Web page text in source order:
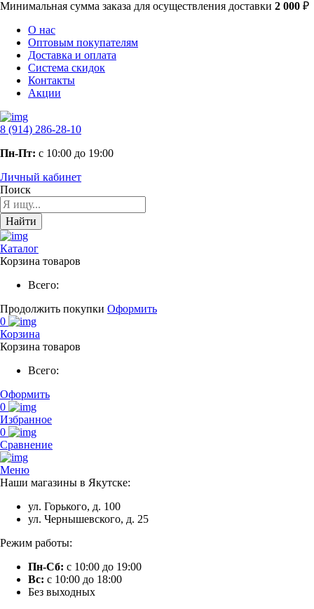
Минимальная сумма заказа для осуществления доставки 2 000 ₽
О нас
Оптовым покупателям
Доставка и оплата
Система скидок
Контакты
Акции
8 (914) 286-28-10
Пн-Пт: с 10:00 до 19:00
Личный кабинет
Поиск
Найти
Каталог
Корзина товаров
Всего:
Продолжить покупки Оформить
0
Корзина
Корзина товаров
Всего:
Оформить
0
Избранное
0
Сравнение
Меню
Наши магазины в Якутске:
ул. Горького, д. 100
ул. Чернышевского, д. 25
Режим работы:
Пн-Сб: с 10:00 до 19:00
Вс: с 10:00 до 18:00
Без выходных